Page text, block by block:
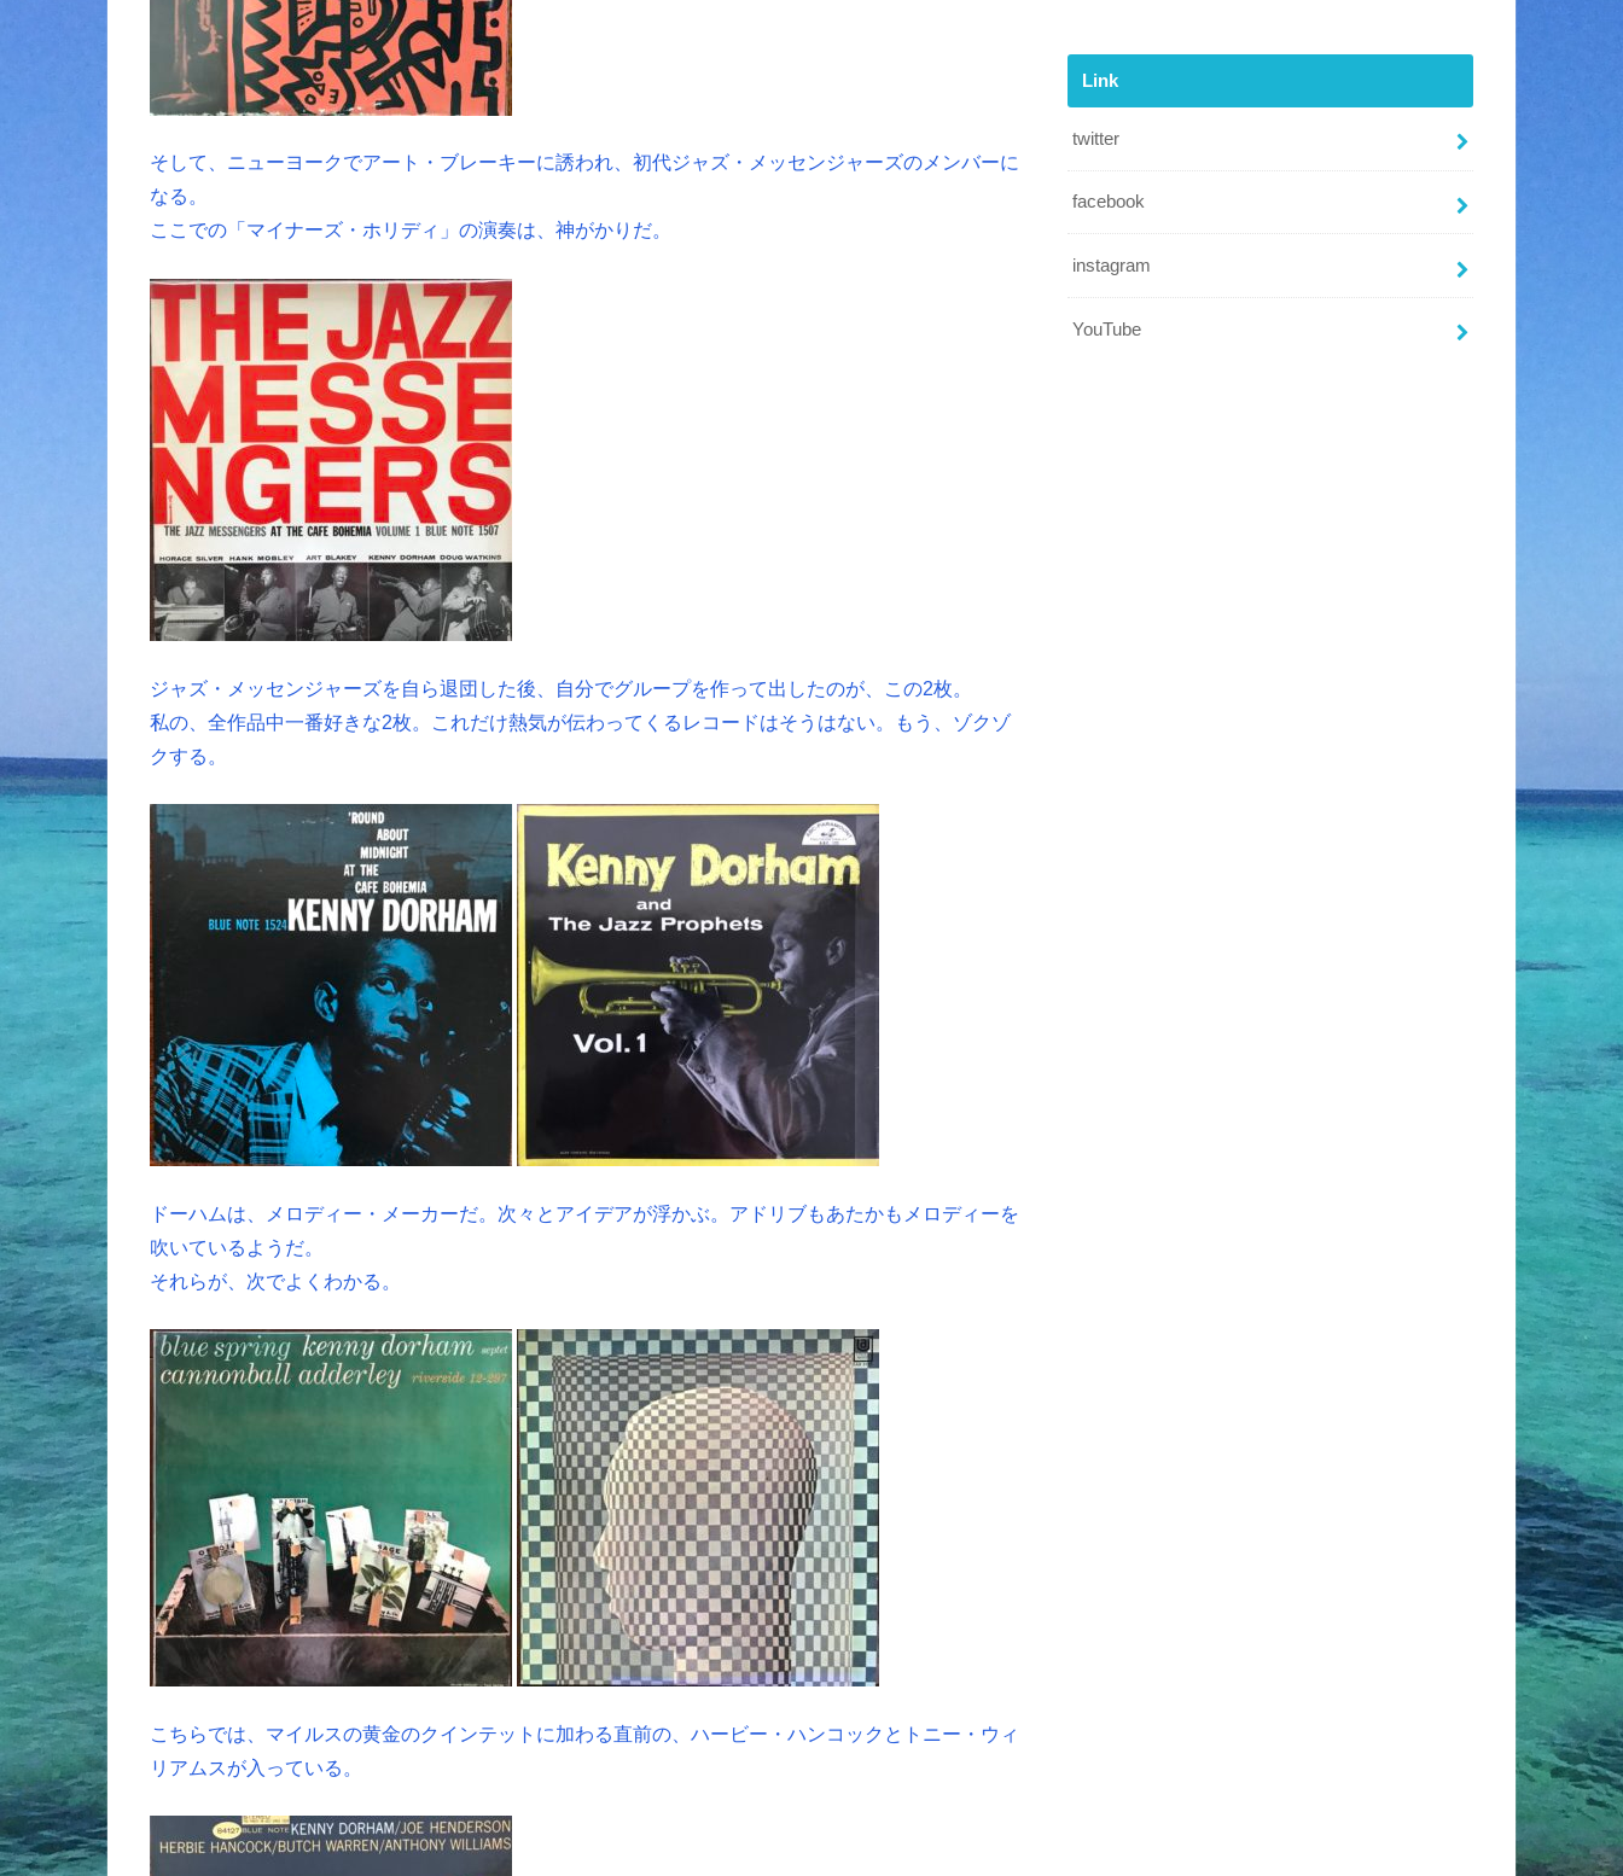
そして、ニューヨークでアート・ブレーキーに誘われ、初代ジャズ・メッセンジャーズのメンバーに
なる。
ここでの「マイナーズ・ホリディ」の演奏は、神がかりだ。
ジャズ・メッセンジャーズを自ら退団した後、自分でグループを作って出したのが、この2枚。
私の、全作品中一番好きな2枚。これだけ熱気が伝わってくるレコードはそうはない。もう、ゾクゾ
クする。
ドーハムは、メロディー・メーカーだ。次々とアイデアが浮かぶ。アドリブもあたかもメロディーを
吹いているようだ。
それらが、次でよくわかる。
こちらでは、マイルスの黄金のクインテットに加わる直前の、ハービー・ハンコックとトニー・ウィ
リアムスが入っている。
Link
twitter
facebook
instagram
YouTube